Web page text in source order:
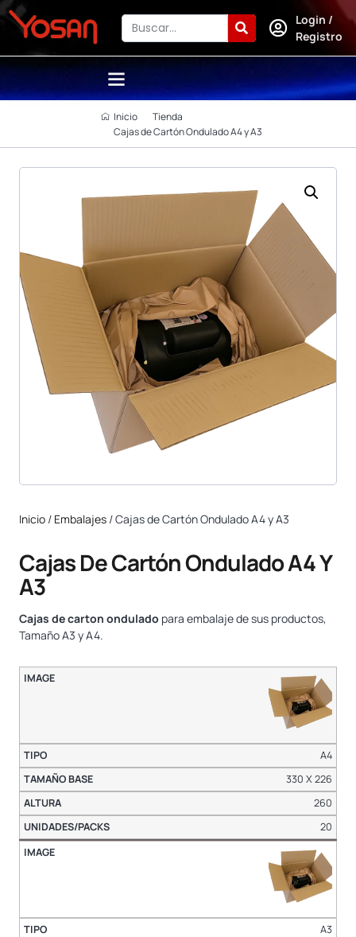
Login /
Registro
Inicio
Tienda
Cajas de Cartón Ondulado A4 y A3
Inicio / Embalajes / Cajas de Cartón Ondulado A4 y A3
Cajas De Cartón Ondulado A4 Y
A3
Cajas de carton ondulado para embalaje de sus productos,
Tamaño A3 y A4.
A4
330 X 226
260
20
A3